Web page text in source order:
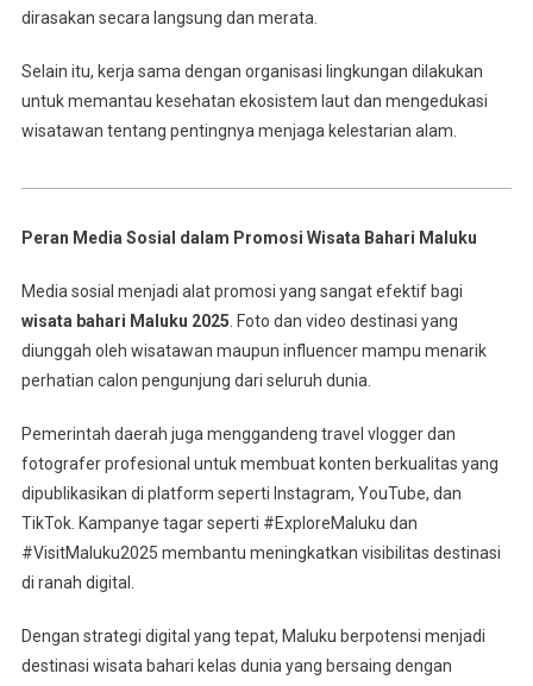
dirasakan secara langsung dan merata.
Selain itu, kerja sama dengan organisasi lingkungan dilakukan
untuk memantau kesehatan ekosistem laut dan mengedukasi
wisatawan tentang pentingnya menjaga kelestarian alam.
Peran Media Sosial dalam Promosi Wisata Bahari Maluku
Media sosial menjadi alat promosi yang sangat efektif bagi
wisata bahari Maluku 2025. Foto dan video destinasi yang
diunggah oleh wisatawan maupun influencer mampu menarik
perhatian calon pengunjung dari seluruh dunia.
Pemerintah daerah juga menggandeng travel vlogger dan
fotografer profesional untuk membuat konten berkualitas yang
dipublikasikan di platform seperti Instagram, YouTube, dan
TikTok. Kampanye tagar seperti #ExploreMaluku dan
#VisitMaluku2025 membantu meningkatkan visibilitas destinasi
di ranah digital.
Dengan strategi digital yang tepat, Maluku berpotensi menjadi
destinasi wisata bahari kelas dunia yang bersaing dengan